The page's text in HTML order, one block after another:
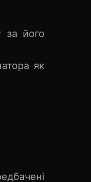
за його
як